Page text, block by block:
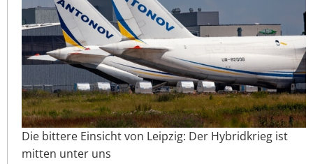
Die bittere Einsicht von Leipzig: Der Hybridkrieg ist
mitten unter uns